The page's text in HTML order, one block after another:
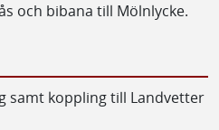
och bibana till Mölnlycke.
samt koppling till Landvetter